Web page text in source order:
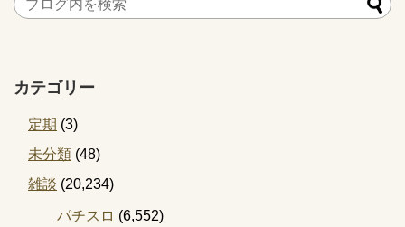
カテゴリー
定期 (3)
未分類 (48)
雑談 (20,234)
パチスロ (6,552)